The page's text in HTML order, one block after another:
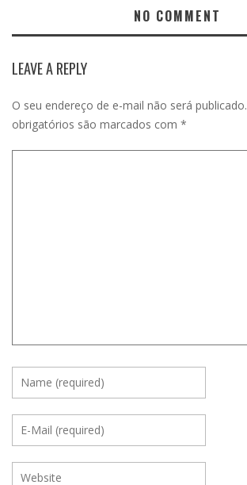
NO COMMENT
LEAVE A REPLY
O seu endereço de e-mail não será publicado.
obrigatórios são marcados com *